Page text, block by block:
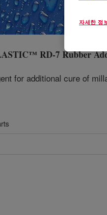
RD-7 Rubber
for additional cure of
자세한 정